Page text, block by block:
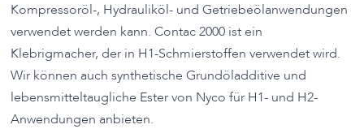
Kompressoröl-, Hydrauliköl- und Getriebeölanwendungen
verwendet werden kann. Contac 2000 ist ein
Klebrigmacher, der in H1-Schmierstoffen verwendet wird.
Wir können auch synthetische Grundöladditive und
lebensmitteltaugliche Ester von Nyco für H1- und H2-
Anwendungen anbieten.